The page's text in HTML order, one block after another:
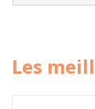
Les